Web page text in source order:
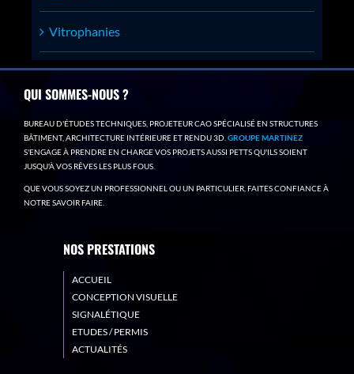
Vitrophanies
QUI SOMMES-NOUS ?
BUREAU D'ÉTUDES TECHNIQUES, PROJETEUR CAO SPÉCIALISÉ EN STRUCTURES
BÂTIMENT, ARCHITECTURE INTÉRIEURE ET RENDU 3D. GROUPE MARTINEZ
S'ENGAGE À PRENDRE EN CHARGE VOS PROJETS AUSSI PETTS QU'ILS SOIENT
JUSQU'À VOS RÊVES LES PLUS FOUS.
QUE VOUS SOYEZ UN PROFESSIONNEL OU UN PARTICULIER, FAITES CONFIANCE À
NOTRE SAVOIR FAIRE.
NOS PRESTATIONS
ACCUEIL
CONCEPTION VISUELLE
SIGNALÉTIQUE
ETUDES / PERMIS
ACTUALITÉS